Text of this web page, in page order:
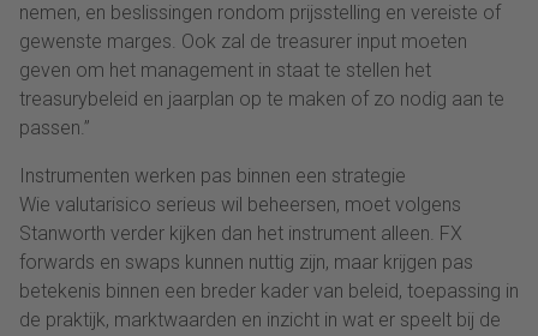
nemen, en beslissingen rondom prijsstelling en vereiste of
gewenste marges. Ook zal de treasurer input moeten
geven om het management in staat te stellen het
treasurybeleid en jaarplan op te maken of zo nodig aan te
passen.”
Instrumenten werken pas binnen een strategie
Wie valutarisico serieus wil beheersen, moet volgens
Stanworth verder kijken dan het instrument alleen. FX
forwards en swaps kunnen nuttig zijn, maar krijgen pas
betekenis binnen een breder kader van beleid, toepassing in
de praktijk, marktwaarden en inzicht in wat er speelt bij de